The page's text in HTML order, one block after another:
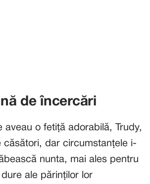
de încercări
aveau o fetiță adorabilă, Trudy,
căsători, dar circumstanțele i-
nunta, mai ales pentru
ale părinților lor